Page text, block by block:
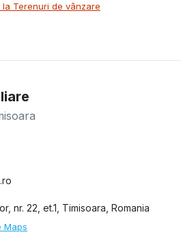
la Terenuri de vânzare
nr. 22, et.1, Timisoara, Romania
Maps